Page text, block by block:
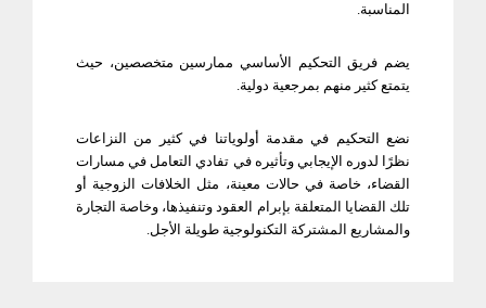
المناسبة.
يضم فريق التحكيم الأساسي ممارسين متخصصين، حيث
يتمتع كثير منهم بمرجعية دولية.
نضع التحكيم في مقدمة أولوياتنا في كثير من النزاعات
نظرًا لدوره الإيجابي وتأثيره في تفادي التعامل في مسارات
القضاء، خاصة في حالات معينة، مثل الخلافات الزوجية أو
تلك القضايا المتعلقة بإبرام العقود وتنفيذها، وخاصة التجارة
والمشاريع المشتركة التكنولوجية طويلة الأجل.